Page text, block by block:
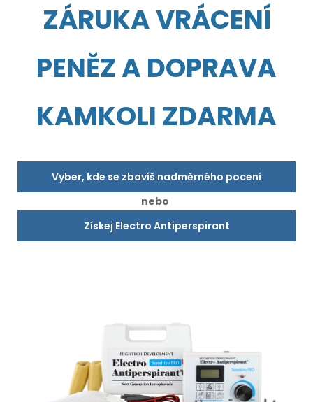
ZÁRUKA VRÁCENÍ
PENĚZ A DOPRAVA
KAMKOLI ZDARMA
Vyber, kde se zbavíš nadměrného pocení
nebo
Získej Electro Antiperspirant